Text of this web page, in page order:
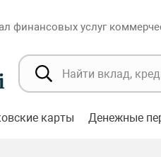
финансовых услуг
карты Денежные